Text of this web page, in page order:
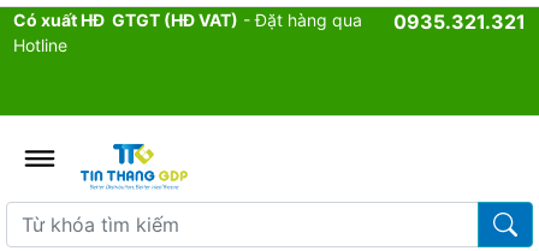
Có xuất HĐ GTGT (HĐ VAT) - Đặt hàng qua
Hotline
0935.321.321
Từ khóa tìm kiếm
Từ